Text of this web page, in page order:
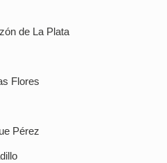
de La Plata
Flores
Pérez